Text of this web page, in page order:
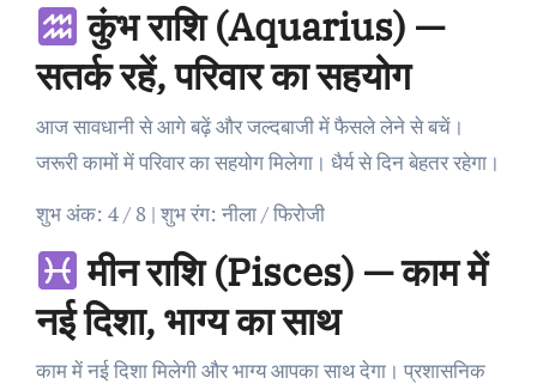
कुंभ राशि (Aquarius) —
सतर्क रहें, परिवार का सहयोग
आज सावधानी से आगे बढ़ें और जल्दबाजी में फैसले लेने से बचें।
जरूरी कामों में परिवार का सहयोग मिलेगा। धैर्य से दिन बेहतर रहेगा।
शुभ अंक: 4 / 8 | शुभ रंग: नीला / फिरोजी
मीन राशि (Pisces) — काम में
नई दिशा, भाग्य का साथ
काम में नई दिशा मिलेगी और भाग्य आपका साथ देगा। प्रशासनिक